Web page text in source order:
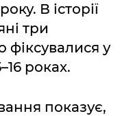
В історії
три
фіксувалися у
роках.
показує,